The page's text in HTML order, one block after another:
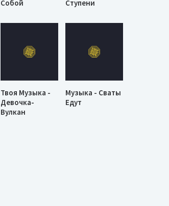
Собой
Ступени
Твоя Музыка -
Девочка-
Вулкан
Музыка - Сваты
Едут